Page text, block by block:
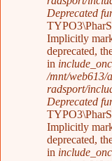
Deprecated
Implicitly
deprecated,
in
/mnt/web613/
radsport/
Deprecated
Implicitly
deprecated,
in